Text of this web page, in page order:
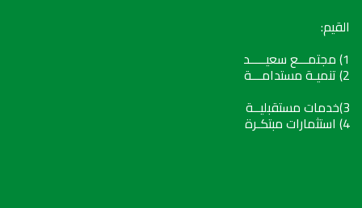
القيم:
1) مجتمـــع سعيـــــد
2) تنميـة مستدامـــة
3)خدمات مستقبليــة
4) استثمارات مبتكـرة